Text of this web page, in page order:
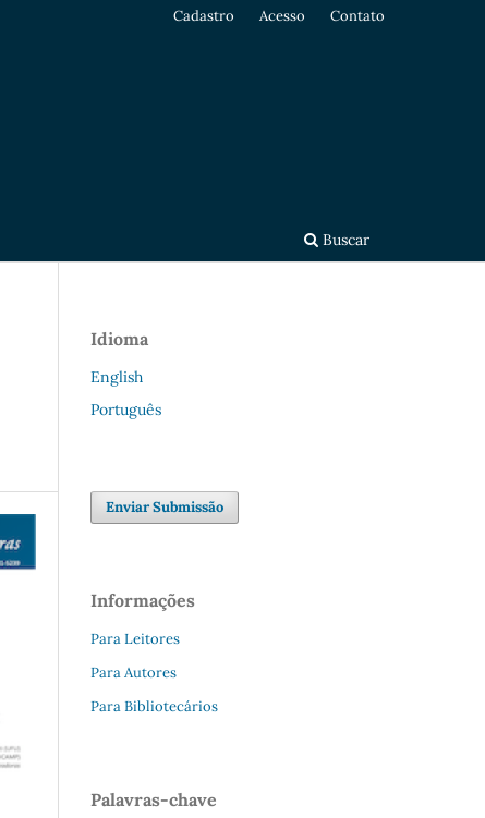
Buscar
Cadastro Acesso Contato
Idioma
English
Português
Enviar Submissão
Informações
Para Leitores
Para Autores
Para Bibliotecários
Palavras-chave